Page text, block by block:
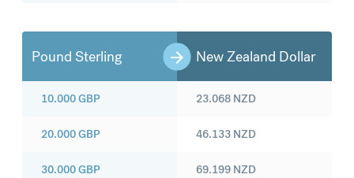
Pound Sterling New Zealand Dollar
10.000GBP
20.000GBP
30.000GBP
23.068 NZD
46.133 NZD
69.199 NZD